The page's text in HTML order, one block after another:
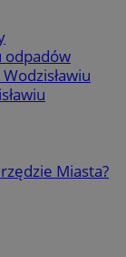
odpadów
Miasta?